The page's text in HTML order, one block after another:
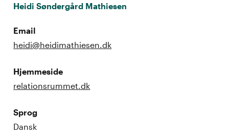
Heidi Søndergård Mathiesen
Email
heidi@heidimathiesen.dk
Hjemmeside
relationsrummet.dk
Sprog
Dansk